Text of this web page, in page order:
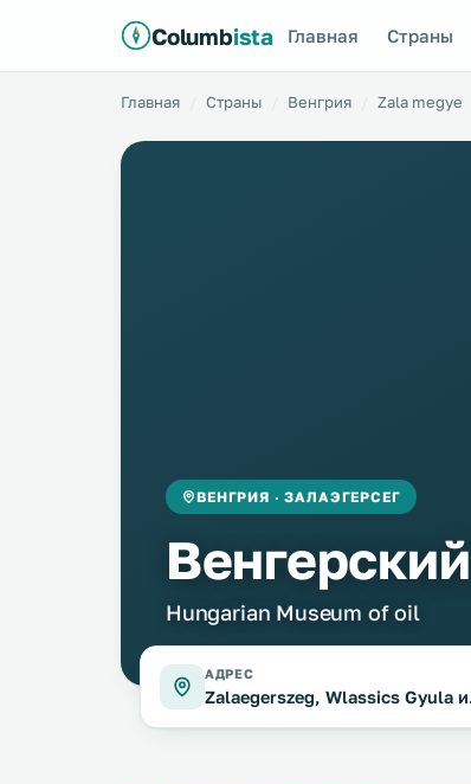
Columbista Главная Страны
Главная Страны Венгрия Zala megye
ВЕНГРИЯ · ЗАЛАЭГЕРСЕГ
Hungarian Museum of oil
АДРЕС
Zalaegerszeg, Wlassics Gyula